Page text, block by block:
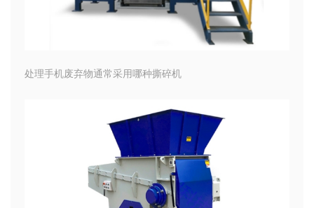
处理手机废弃物通常采用哪种撕碎机